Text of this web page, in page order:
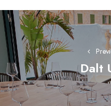
Navegación
de
entradas
Dalt